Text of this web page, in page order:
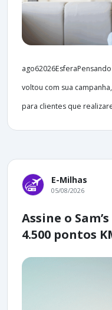
voltou com sua
para clientes que
E-Milhas
05/08/2026
Assine o
4.500 pontos